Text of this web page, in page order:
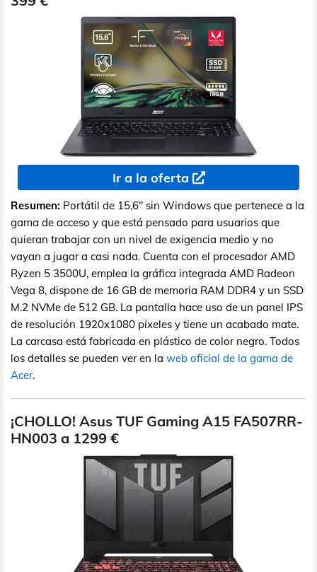
Ir a la oferta
Resumen: Portátil de 15,6" sin Windows que pertenece a la
gama de acceso y que está pensado para usuarios que
quieran trabajar con un nivel de exigencia medio y no
vayan a jugar a casi nada. Cuenta con el procesador AMD
Ryzen 5 3500U, emplea la gráfica integrada AMD Radeon
Vega 8, dispone de 16 GB de memoria RAM DDR4 y un SSD
M.2 NVMe de 512 GB. La pantalla hace uso de un panel IPS
de resolución 1920x1080 píxeles y tiene un acabado mate.
La carcasa está fabricada en plástico de color negro. Todos
los detalles se pueden ver en la web oficial de la gama de
Acer.
¡CHOLLO! Asus TUF Gaming A15 FA507RR-
HN003 a 1299 €